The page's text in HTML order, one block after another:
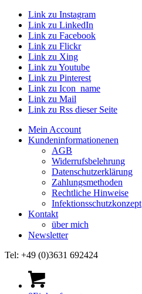
Link zu Instagram
Link zu LinkedIn
Link zu Facebook
Link zu Flickr
Link zu Xing
Link zu Youtube
Link zu Pinterest
Link zu Icon_name
Link zu Mail
Link zu Rss dieser Seite
Mein Account
Kundeninformationenen
AGB
Widerrufsbelehrung
Datenschutzerklärung
Zahlungsmethoden
Rechtliche Hinweise
Infektionsschutzkonzept
Kontakt
über mich
Newsletter
Tel: +49 (0)3631 692424